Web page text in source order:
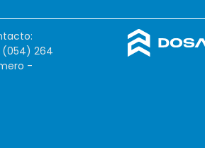
(054) 264
-